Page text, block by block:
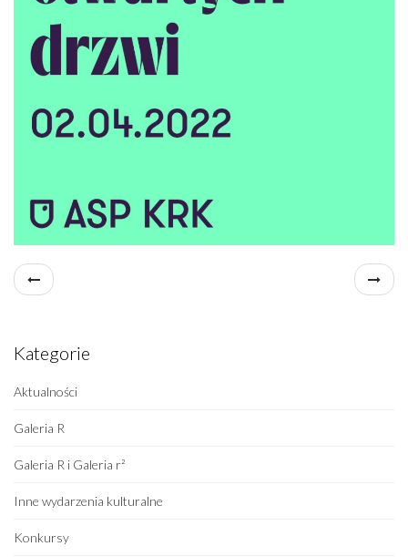
Kategorie
Aktualności
Galeria R
Galeria R i Galeria r²
Inne wydarzenia kulturalne
Konkursy